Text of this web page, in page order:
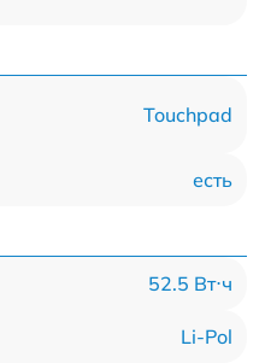
Touchpad
есть
52.5 Вт⋅ч
Li-Pol